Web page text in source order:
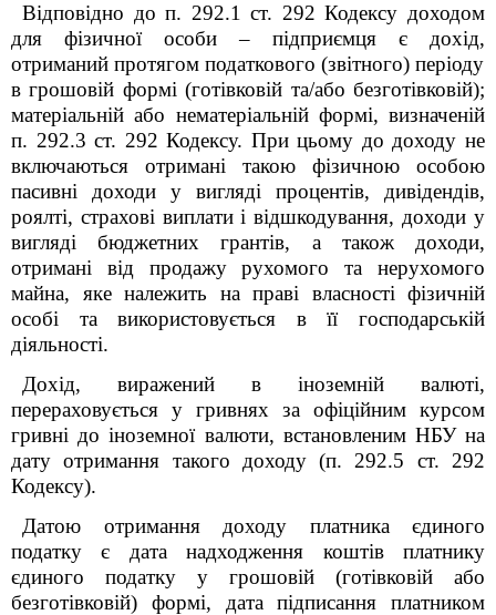
Відповідно до п. 292.1 ст. 292 Кодексу доходом
для фізичної особи – підприємця є дохід,
отриманий протягом податкового (звітного) періоду
в грошовій формі (готівковій та/або безготівковій);
матеріальній або нематеріальній формі, визначеній
п. 292.3 ст. 292 Кодексу. При цьому до доходу не
включаються отримані такою фізичною особою
пасивні доходи у вигляді процентів, дивідендів,
роялті, страхові виплати і відшкодування, доходи у
вигляді бюджетних грантів, а також доходи,
отримані від продажу рухомого та нерухомого
майна, яке належить на праві власності фізичній
особі та використовується в її господарській
діяльності.
Дохід, виражений в іноземній валюті,
перераховується у гривнях за офіційним курсом
гривні до іноземної валюти, встановленим НБУ на
дату отримання такого доходу (п. 292.5 ст. 292
Кодексу).
Датою отримання доходу платника єдиного
податку є дата надходження коштів платнику
єдиного податку у грошовій (готівковій або
безготівковій) формі, дата підписання платником